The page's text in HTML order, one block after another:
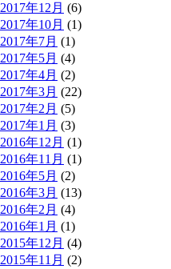
2017年12月 (6)
2017年10月 (1)
2017年7月 (1)
2017年5月 (4)
2017年4月 (2)
2017年3月 (22)
2017年2月 (5)
2017年1月 (3)
2016年12月 (1)
2016年11月 (1)
2016年5月 (2)
2016年3月 (13)
2016年2月 (4)
2016年1月 (1)
2015年12月 (4)
2015年11月 (2)